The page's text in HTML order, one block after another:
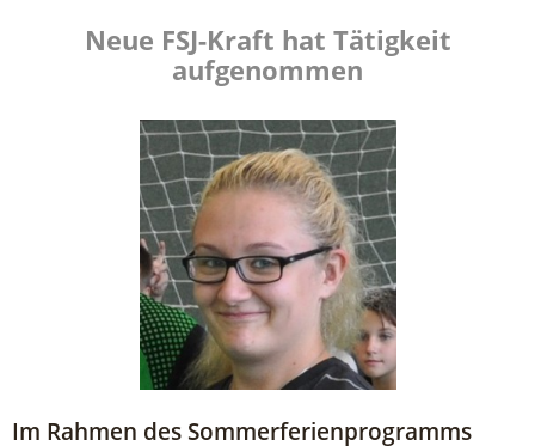
Neue FSJ-Kraft hat Tätigkeit
aufgenommen
Im Rahmen des Sommerferienprogramms